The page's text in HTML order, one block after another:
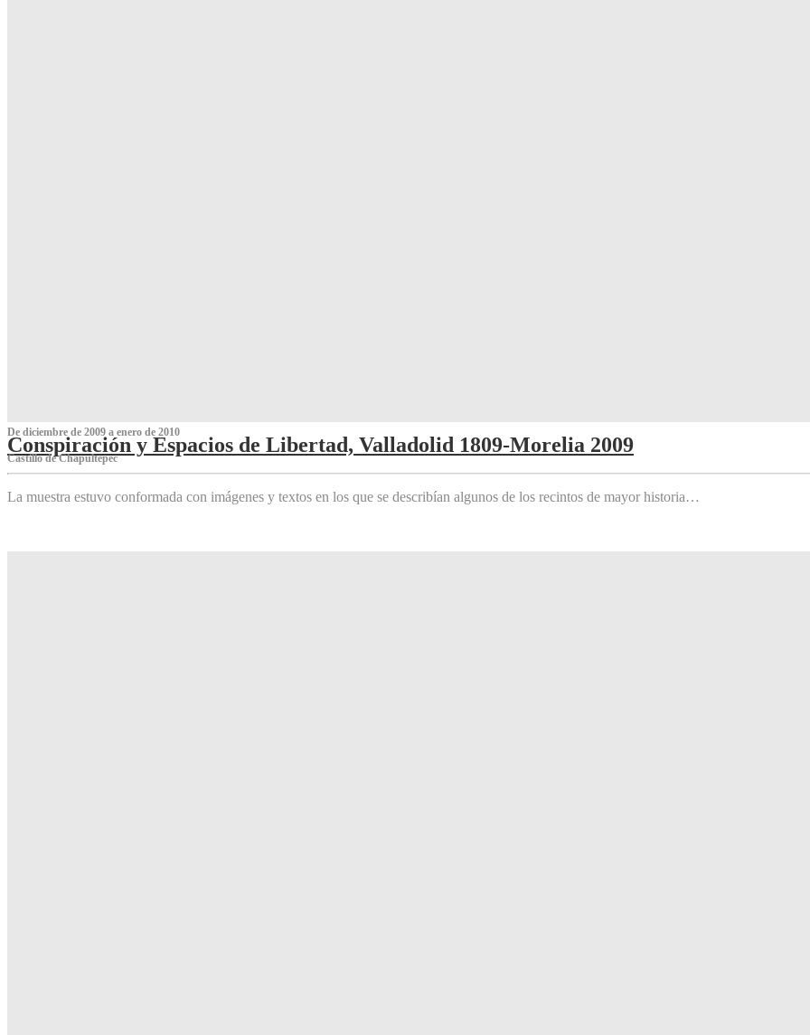
De diciembre de 2009 a enero de 2010
Conspiración y Espacios de Libertad, Valladolid 1809-Morelia 2009
Castillo de Chapultepec
La muestra estuvo conformada con imágenes y textos en los que se describían algunos de los recintos de mayor historia…